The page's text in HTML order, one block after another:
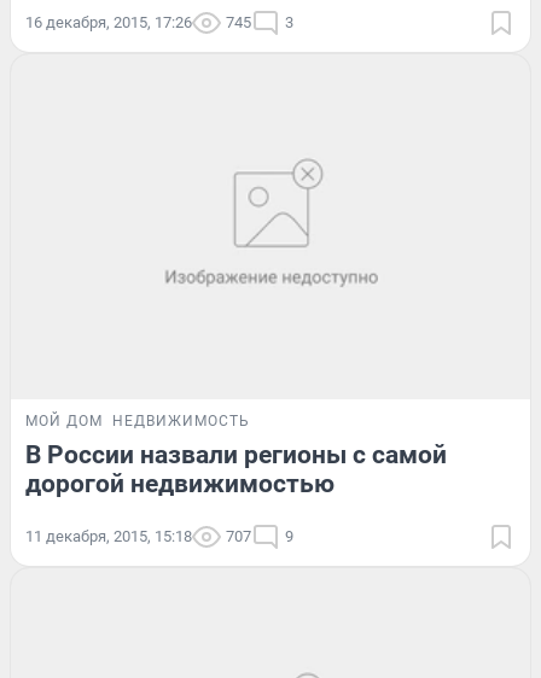
16 декабря, 2015, 17:26 745 3
МОЙ ДОМ НЕДВИЖИМОСТЬ
В России назвали регионы с самой
дорогой недвижимостью
11 декабря, 2015, 15:18 707 9